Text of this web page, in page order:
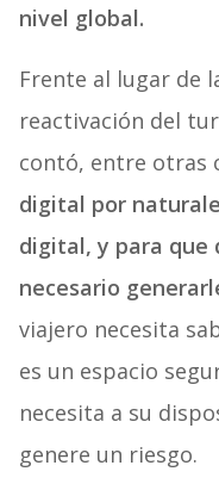
nivel global.
Frente al lugar de
reactivación del
contó, entre otras
digital por
digital, y para que
necesario
viajero necesita
es un espacio
necesita a su
genere un riesgo.